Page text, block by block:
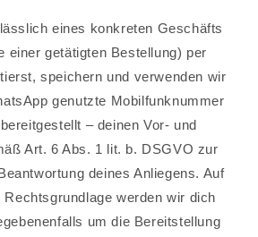
eines konkreten Geschäfts
einer getätigten Bestellung) per
speichern und verwenden wir
genutzte Mobilfunknummer
– deinen Vor- und
Art. 6 Abs. 1 lit. b. DSGVO zur
deines Anliegens. Auf
Rechtsgrundlage werden wir dich
um die Bereitstellung